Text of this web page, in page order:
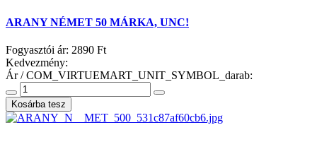
ARANY NÉMET 50 MÁRKA, UNC!
Fogyasztói ár: 2890 Ft
Kedvezmény:
Ár / COM_VIRTUEMART_UNIT_SYMBOL_darab: